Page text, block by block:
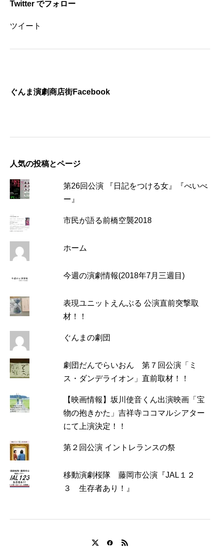
Twitter でフォロー
ツイート
ぐんま演劇商店街Facebook
人気の投稿とページ
第26回公演 『日記をつける女』『べいべ
ー』
市民が語る前橋空襲2018
ホーム
今週の演劇情報(2018年7月三週目)
表現ユニットえんぶる 公演直前突撃取
材！！
ぐんまの劇団
劇団だんでらいおん 第７回公演「ミ
ス・ダンデライオン」直前取材！！
【映画情報】坂川使音くん出演映画「宝
物の抱きかた」吉祥寺ココマルシアター
にて上演決定！！
第２回公演 イントレランスの祭
移動演劇桜隊 藤岡市公演『JAL１２
３ 生存者あり！』